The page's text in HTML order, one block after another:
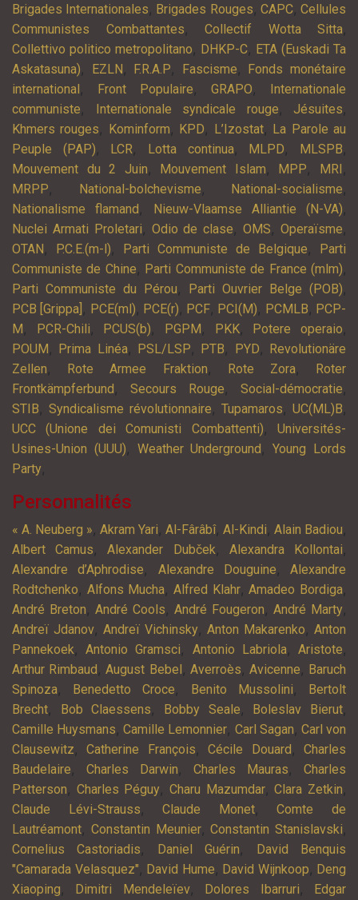
Brigades Internationales, Brigades Rouges, CAPC,Cellules
Communistes Combattantes, Collectif Wotta Sitta,
Collettivo politico metropolitano, DHKP-C, ETA (Euskadi Ta
Askatasuna), EZLN , F.R.A.P, Fascisme,
Fonds monétaire
international , Front Populaire, GRAPO,
Internationale
communiste, Internationale syndicale rouge, Jésuites,
Khmers rouges, Kominform, KPD, L’Izostat, La Parole au
Peuple (PAP), LCR, Lotta continua, MLPD, MLSPB,
Mouvement du 2 Juin, Mouvement Islam, MPP, MRI ,
MRPP, National-bolchevisme, National-socialisme,
Nationalisme flamand , Nieuw-Vlaamse Alliantie (N-VA),
Nuclei Armati Proletari, Odio de clase,OMS,Operaïsme,
OTAN , P.C.E.(m-l), Parti Communiste de Belgique,
Parti
Communiste de Chine, Parti Communiste de France (mlm),
Parti Communiste du Pérou, Parti Ouvrier Belge (POB),
PCB [Grippa] , PCE(ml), PCE(r), PCF, PCI(M), PCMLB, PCP-
M , PCR-Chili, PCUS(b), PGPM , PKK, Potere operaio,
POUM , Prima Linéa, PSL/LSP, PTB, PYD,
Revolutionäre
Zellen, Rote Armee Fraktion, Rote Zora,
Roter
Frontkämpferbund , Secours Rouge, Social-démocratie,
STIB, Syndicalisme révolutionnaire, Tupamaros, UC(ML)B,
UCC (Unione dei Comunisti Combattenti),Universités-
Usines-Union (UUU), Weather Underground ,Young Lords
Party,
Personnalités
« A. Neuberg », Akram Yari, Al-Fârâbî, Al-Kindi, Alain Badiou,
Albert Camus,Alexander Dubček, Alexandra Kollontai,
Alexandre d’Aphrodise, Alexandre Douguine, Alexandre
Rodtchenko, Alfons Mucha,Alfred Klahr,Amadeo Bordiga,
André Breton, André Cools, André Fougeron, André Marty,
Andreï Jdanov, Andreï Vichinsky, Anton Makarenko, Anton
Pannekoek,Antonio Gramsci, Antonio Labriola,Aristote,
Arthur Rimbaud ,August Bebel , Averroès, Avicenne, Baruch
Spinoza, Benedetto Croce, Benito Mussolini,
Bertolt
Brecht, Bob Claessens, Bobby Seale, Boleslav Bierut,
Camille Huysmans,Camille Lemonnier, Carl Sagan, Carl von
Clausewitz,Catherine François,Cécile Douard ,Charles
Baudelaire, Charles Darwin, Charles Mauras, Charles
Patterson, Charles Péguy,Charu Mazumdar,Clara Zetkin,
Claude Lévi-Strauss,Claude Monet,Comte de
Lautréamont, Constantin Meunier,Constantin Stanislavski,
Cornelius Castoriadis, Daniel Guérin,
David Benquis
"Camarada Velasquez", David Hume, David Wijnkoop, Deng
Xiaoping, Dimitri Mendeleïev, Dolores Ibarruri,
Edgar